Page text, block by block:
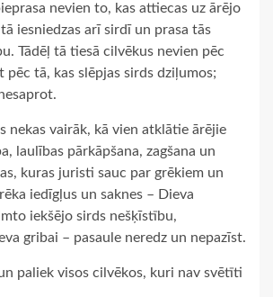
nevien to, kas attiecas uz ārējo
iesniedzas arī sirdī un prasa tās
Tādēļ tā tiesā cilvēkus nevien pēc
pēc tā, kas slēpjas sirds dziļumos;
nekas vairāk, kā vien atklātie ārējie
laulības pārkāpšana, zagšana un
kuras juristi sauc par grēkiem un
iedīgļus un saknes – Dieva
iekšējo sirds nešķīstību,
gribai – pasaule neredz un nepazīst.
paliek visos cilvēkos, kuri nav svētīti